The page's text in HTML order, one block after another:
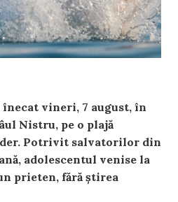
înecat vineri, 7 august, în
Nistru, pe o plajă
Potrivit salvatorilor din
adolescentul venise la
prieten, fără știrea